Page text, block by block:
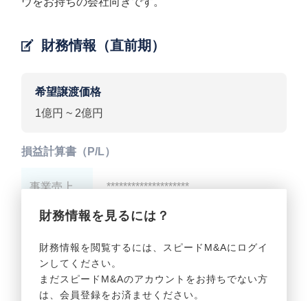
財務情報（直前期）
希望譲渡価格
1億円 ~ 2億円
財務情報を見るには？
財務情報を閲覧するには、スピードM&Aにログイ
ンしてください。
まだスピードM&Aのアカウントをお持ちでない方
は、会員登録をお済ませください。
損益計算書（P/L）
事業売上 ********************
事業利益 ********************
貸借対照表（B/S）